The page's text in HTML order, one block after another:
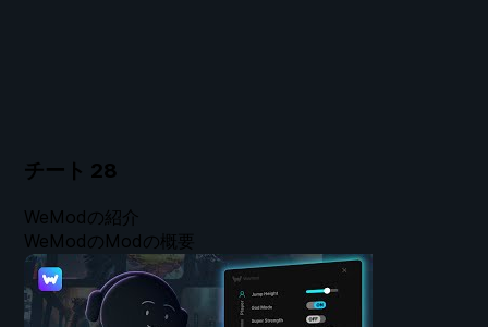
チート 28
WeModの紹介
WeModのModの概要